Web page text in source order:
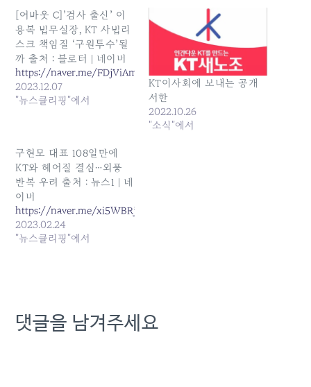
[어바웃 C]’검사 출신’ 이
용복 법무실장, KT 사법리
스크 책임질 ‘구원투수’될
까 출처 : 블로터 | 네이버
https://naver.me/FDjViAmE
2023.12.07
"뉴스클리핑"에서
KT이사회에 보내는 공개
서한
2022.10.26
"소식"에서
구현모 대표 108일만에
KT와 헤어질 결심…외풍
반복 우려 출처 : 뉴스1 | 네
이버
https://naver.me/xi5WBRju
2023.02.24
"뉴스클리핑"에서
댓글을 남겨주세요